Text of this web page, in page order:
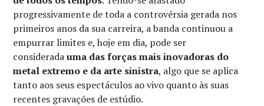
progressivamente de toda a controvérsia gerada nos
primeiros anos da sua carreira, a banda continuou a
empurrar limites e, hoje em dia, pode ser
consideradauma das forças mais inovadoras do
metal extremo e da arte sinistra, algo que se aplica
tanto aos seus espectáculos ao vivo quanto às suas
recentes gravações de estúdio.